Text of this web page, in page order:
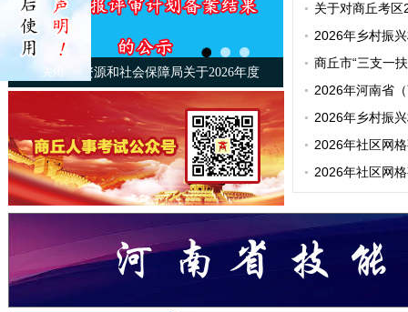
关闭
商丘市人力资源和社会保障局关于2026年度
商丘市事业单位职称申报评审计划备案结果
的公示
关于对商丘考
合格人员（省
2026年乡村振
人员公示（第二
商丘市“三支一
员名单
2026年河南省
考面试公告
2026年乡村振
人员公示
2026年社区网
人员公示
2026年社区网